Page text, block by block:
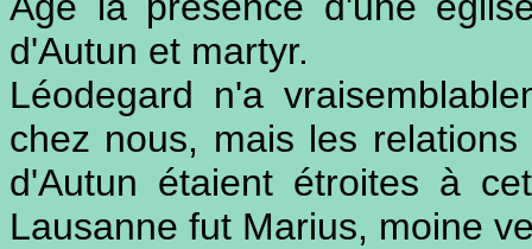
d'Autun et martyr.
Léodegard n'a
chez nous, mais les
d'Autun étaient étroites à
Lausanne fut Marius, moine